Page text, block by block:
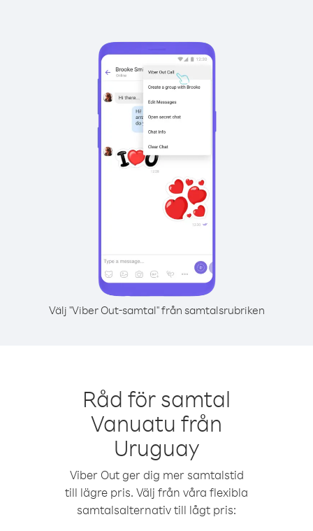
Välj "Viber Out-samtal" från samtalsrubriken
Råd för samtal
Vanuatu från
Uruguay
Viber Out ger dig mer samtalstid
till lägre pris. Välj från våra flexibla
samtalsalternativ till lågt pris: